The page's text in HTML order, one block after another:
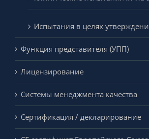
Лицензирование
Системы менеджмента качества
Сертификация / декларирование
CE сертификат Европейского Союза
Разработка техдокументации